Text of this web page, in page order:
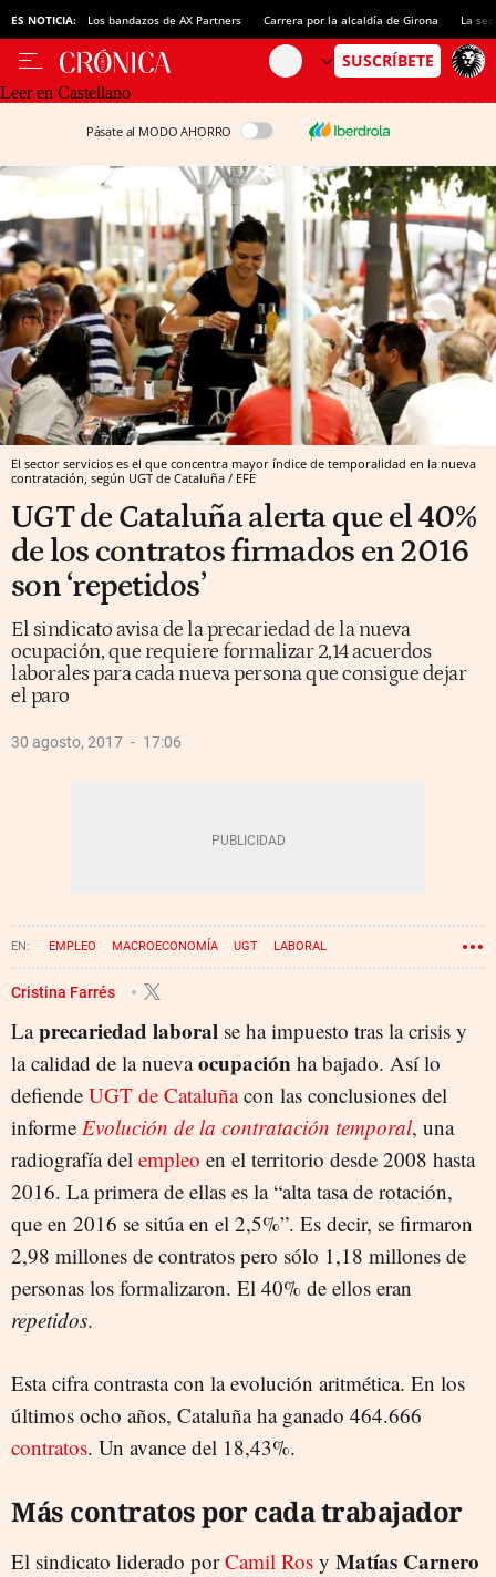
ES NOTICIA: Los bandazos de AX Partners Carrera por la alcaldía de Girona La
Leer en Castellano
Pásate al MODO AHORRO
El sector servicios es el que concentra mayor índice de temporalidad en la nueva
contratación, según UGT de Cataluña / EFE
UGT de Cataluña alerta que el 40%
de los contratos firmados en 2016
son ‘repetidos’
El sindicato avisa de la precariedad de la nueva
ocupación, que requiere formalizar 2,14 acuerdos
laborales para cada nueva persona que consigue dejar
el paro
30 agosto, 2017 17:06
EMPLEO MACROECONOMÍA UGT LABORAL
SEGURIDAD SOCIAL EPA
Cristina Farrés
Laprecariedad laboral se ha impuesto tras la crisis y
la calidad de la nuevaocupación ha bajado. Así lo
defiende UGT de Cataluñacon las conclusiones del
informe Evolución de la contratación temporal, una
radiografía del empleo en el territorio desde 2008 hasta
2016. La primera de ellas es la “alta tasa de rotación,
que en 2016 se sitúa en el 2,5%”. Es decir, se firmaron
2,98 millones de contratos pero sólo 1,18 millones de
personas los formalizaron. El 40% de ellos eran
repetidos.
Esta cifra contrasta con la evolución aritmética. En los
últimos ocho años, Cataluña ha ganado 464.666
contratos. Un avance del 18,43%.
Más contratos por cada trabajador
El sindicato liderado porCamil Ros y Matías Carnero